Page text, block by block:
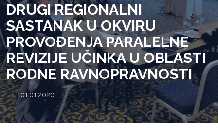
DRUGI REGIONALNI
SASTANAK U OKVIRU
PROVOĐENJA PARALELNE
REVIZIJE UČINKA U OBLASTI
RODNE RAVNOPRAVNOSTI
01.01.2020.